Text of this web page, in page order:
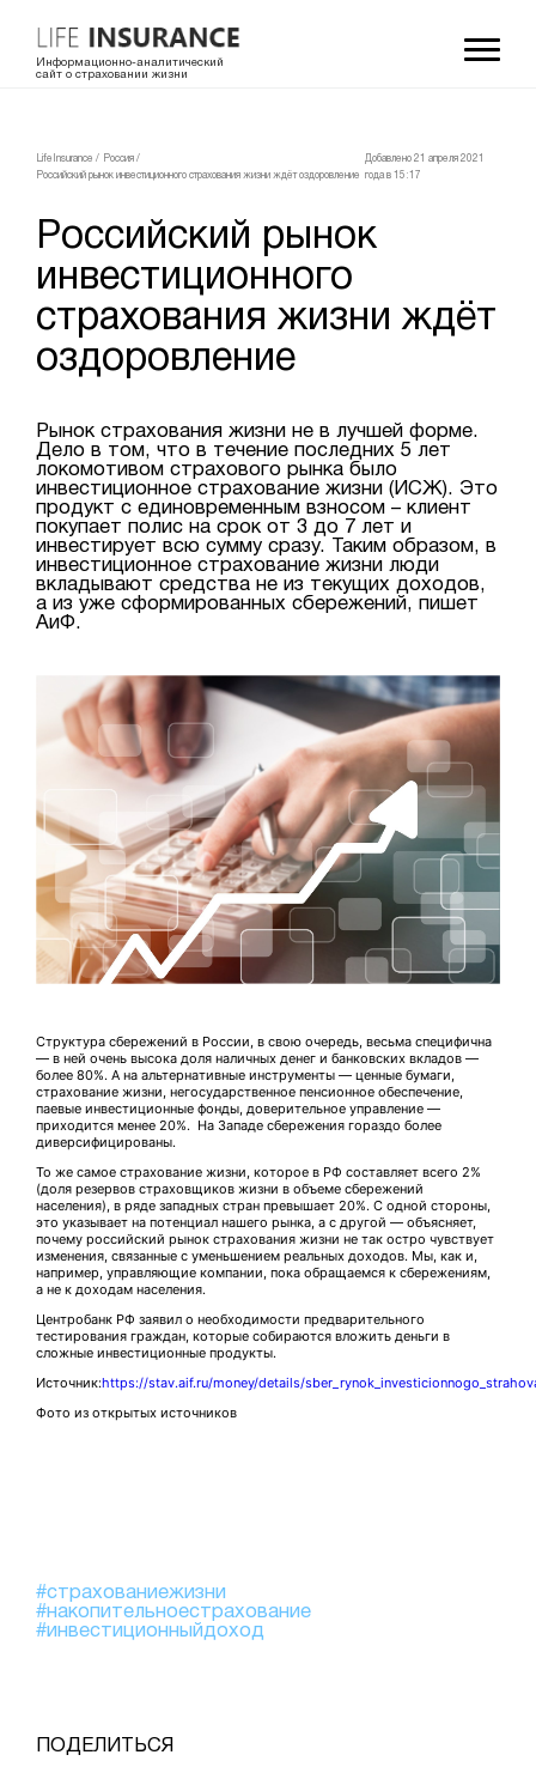
Информационно-аналитический
сайт о страховании жизни
LifeInsurance / Россия /
Российский рынок инвестиционного страхования жизни ждёт оздоровление
Добавлено 21 апреля 2021
года в 15:17
Российский рынок
инвестиционного
страхования жизни ждёт
оздоровление
Рынок страхования жизни не в лучшей форме.
Дело в том, что в течение последних 5 лет
локомотивом страхового рынка было
инвестиционное страхование жизни (ИСЖ). Это
продукт с единовременным взносом – клиент
покупает полис на срок от 3 до 7 лет и
инвестирует всю сумму сразу. Таким образом, в
инвестиционное страхование жизни люди
вкладывают средства не из текущих доходов,
а из уже сформированных сбережений, пишет
АиФ.
Структура сбережений в России, в свою очередь, весьма специфична
— в ней очень высока доля наличных денег и банковских вкладов —
более 80%. А на альтернативные инструменты — ценные бумаги,
страхование жизни, негосударственное пенсионное обеспечение,
паевые инвестиционные фонды, доверительное управление —
приходится менее 20%. На Западе сбережения гораздо более
диверсифицированы.
То же самое страхование жизни, которое в РФ составляет всего 2%
(доля резервов страховщиков жизни в объеме сбережений
населения), в ряде западных стран превышает 20%. С одной стороны,
это указывает на потенциал нашего рынка, а с другой — объясняет,
почему российский рынок страхования жизни не так остро чувствует
изменения, связанные с уменьшением реальных доходов. Мы, как и,
например, управляющие компании, пока обращаемся к сбережениям,
а не к доходам населения.
Центробанк РФ заявил о необходимости предварительного
тестирования граждан, которые собираются вложить деньги в
сложные инвестиционные продукты.
Источник:https://stav.aif.ru/money/details/
Фото из открытых источников
#страхованиежизни
#накопительноестрахование
#инвестиционныйдоход
ПОДЕЛИТЬСЯ